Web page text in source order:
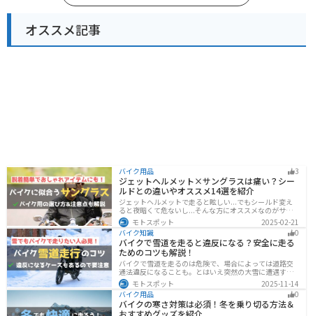
オススメ記事
バイク用品 3
ジェットヘルメット×サングラスは痛い？シー
ルドとの違いやオススメ14選を紹介
ジェットヘルメットで走ると眩しい...でもシールド変え
ると夜暗くて危ないし...そんな方にオススメなのがサン
グラスです！サングラスなら付け外しが自由で、眩しい
時だけ使えます。バイクを降りてからのファッションと
しても使えるおしゃれアイテムです。
モトスポット
2025-02-21
バイク知識
0
バイクで雪道を走ると違反になる？安全に走る
ためのコツも解説！
バイクで雪道を走るのは危険で、場合によっては道路交
通法違反になることも。とはいえ突然の大雪に遭遇する
こともあります。この記事では、雪道で転倒しないため
の走り方のコツや滑り止め対策、雪道に強いバイクの特
徴まで詳しく解説します。
モトスポット
2025-11-14
バイク用品
0
バイクの寒さ対策は必須！冬を乗り切る方法＆